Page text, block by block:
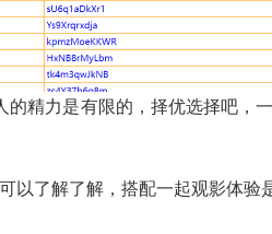
精力是有限的，择优选择吧，
以了解了解，搭配一起观影体验